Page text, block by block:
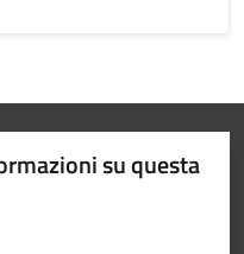
su questa